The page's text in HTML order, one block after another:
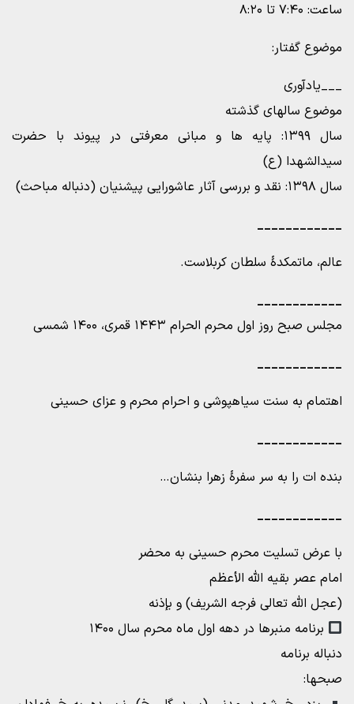
ساعت: ۷:۴۰ تا ۸:۲۰
موضوع گفتار:
___یادآوری
موضوع سالهای گذشته
سال ۱۳۹۹: پایه ها و مبانی معرفتی در پیوند با حضرت
سیدالشهدا (ع)
سال ۱۳۹۸: نقد و بررسی آثار عاشورایی پیشنیان (دنباله مباحث)
____________
عالم، ماتمکدۀ سلطان کربلاست.
____________
مجلس صبح روز اول محرم الحرام ۱۴۴۳ قمری، ۱۴۰۰ شمسی
____________
اهتمام به سنت سیاهپوشی و احرام محرم و عزای حسینی‌
____________
بنده ات را به سر سفرۀ زهرا بنشان…
____________
با عرض تسلیت محرم حسینی به محضر
امام عصر بقیه الله الأعظم
(عجل الله تعالی فرجه الشریف) و بإذنه
برنامه منبرها در دهه اول ماه محرم سال ۱۴۰۰
دنباله برنامه
صبحها: